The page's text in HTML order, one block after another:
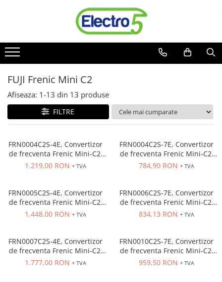
Sisteme de automatizare si control
Automate programabile
Seria DVP-Slim PLC-CPU
Seria DVP Motion-CPU
Seria compacta AS
Simatic S7
inteligente)
Seria iSMART IMO
Seria EASY EATON
Text Panel
Touch Panel / HMI
Solutii industriale Ethernet
Router si switch-uri industriale
Afisoare digitale
FUJI Frenic Mini C2
Afiseaza: 1-13 din 13 produse
FILTRE
FRN0004C2S-4E, Convertizor
de frecventa Frenic Mini-C2,
alimentare trifazata 380 VAC,
1.219,00 RON + TVA
FRN0004C2S-7E, Convertizor
de frecventa Frenic Mini-C2,
alimentare monofazata 230
784,90 RON + TVA
FRN0005C2S-4E, Convertizor
de frecventa Frenic Mini-C2,
alimentare trifazata 380 VAC,
1.448,00 RON + TVA
FRN0006C2S-7E, Convertizor
de frecventa Frenic Mini-C2,
alimentare monofazata 230
834,13 RON + TVA
FRN0007C2S-4E, Convertizor
de frecventa Frenic Mini-C2,
alimentare trifazata 380 VAC,
1.777,00 RON + TVA
FRN0010C2S-7E, Convertizor
de frecventa Frenic Mini-C2,
alimentare monofazata 230
959,50 RON + TVA